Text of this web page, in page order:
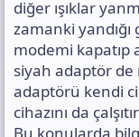
diğer ışıklar
zamanki
modemi kapatıp
siyah adaptör de
adaptörü kendi
cihazını da
Bu konularda